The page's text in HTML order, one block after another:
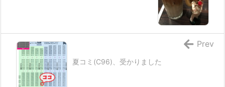
夏コミ(C96)、受かりました
Prev